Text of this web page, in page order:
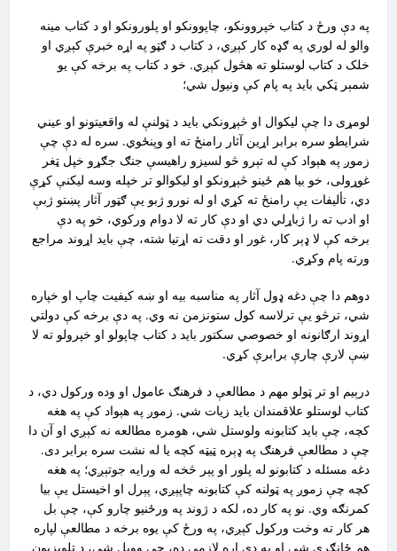
په دې ورځ د کتاب خپروونکو، چاپوونکو او پلورونکو او د کتاب مينه
والو له لوري په ګډه کار کېږي، د کتاب د ګټو په اړه خبرې کېږي او
خلک د کتاب لوستلو ته هڅول کېږي. خو د کتاب په برخه کې يو
شمېر ټکي بايد په پام کې ونيول شي؛
لومړى دا چې ليکوال او څېړونکي بايد د ټولنې له واقعيتونو او عيني
شرايطو سره برابر اړين آثار رامنځ ته او وپنځوي. سره له دې چې
زموږ په هېواد کې له تېرو څو لسيزو راهيسې جنګ جګړو خپل ټغر
غوړولى، خو بيا هم ځينو څېړونکو او ليکوالو تر خپله وسه ليکنې کړې
دي، تأليفات يې رامنځ ته کړي او له نورو ژبو يې ګټور آثار پښتو ژبې
او ادب ته را ژباړلي دي او دې کار ته لا دوام ورکوي، خو په دې
برخه کې لا ډېر کار، غور او دقت ته اړتيا شته، چې بايد اړوند مراجع
ورته پام وکړي.
دوهم دا چې دغه ډول آثار په مناسبه بيه او ښه کيفيت چاپ او خپاره
شي، ترڅو يې ترلاسه کول ستونزمن نه وي. په دې برخه کې دولتي
اړوند ارګانونه او خصوصي سکتور بايد د کتاب چاپولو او خپرولو ته لا
ښې لارې چارې برابرې کړي.
درېيم او تر ټولو مهم د مطالعې د فرهنګ عامول او وده ورکول دي، د
کتاب لوستلو علاقمندان بايد زيات شي. زموږ په هېواد کې په هغه
کچه، چې بايد کتابونه ولوستل شي، هومره مطالعه نه کېږي او آن دا
چې د مطالعې فرهنګ په ډېره ټيټه کچه يا له نشت سره برابر دى.
دغه مسئله د کتابونو له پلور او پېر څخه له ورايه جوتېږي؛ په هغه
کچه چې زموږ په ټولنه کې کتابونه چاپېږي، پېرل او اخيستل يې بيا
کمرنګه وي. نو په کار ده، لکه د ژوند په ورځنيو چارو کې، چې بل
هر کار ته وخت ورکول کېږي، په ورځ کې يوه برخه د مطالعې لپاره
هم ځانګړې شي او په دې اړه لازمي ده، چې وويل شي، د تلويزيون